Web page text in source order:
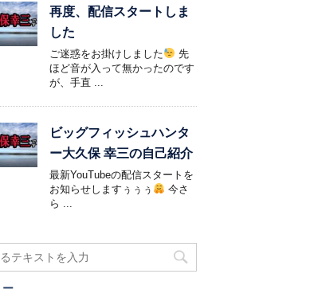
再度、配信スタートしま
した
ご迷惑をお掛けしました
先
ほど音が入って無かったのです
が、手直 ...
ビッグフィッシュハンタ
ー大久保 幸三の自己紹介
最新YouTubeの配信スタートを
お知らせしますぅぅぅ
今さ
ら ...
ー